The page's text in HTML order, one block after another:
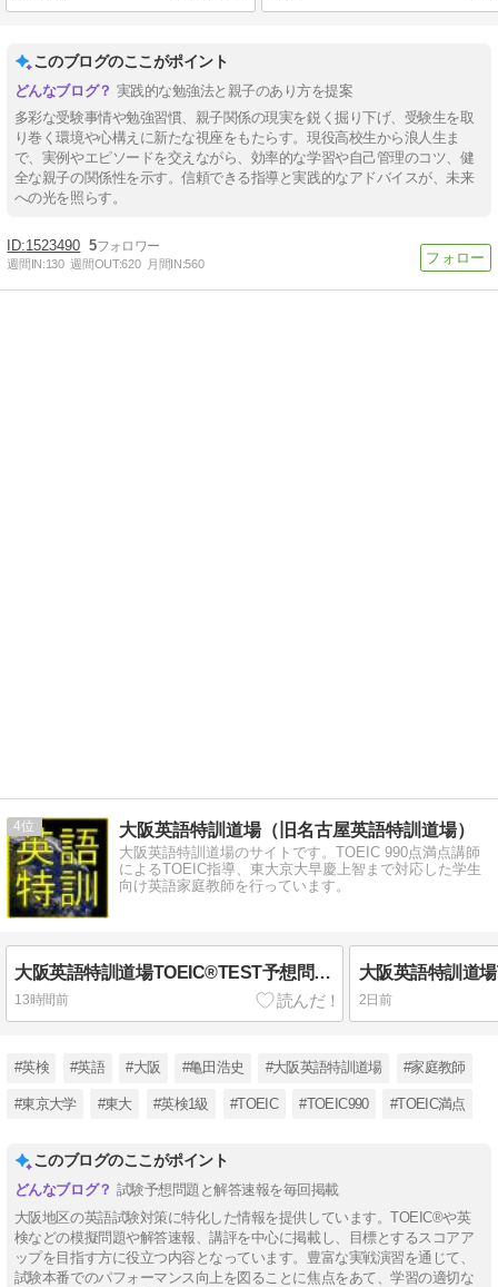
このブログのここがポイント
実践的な勉強法と親子のあり方を提案
多彩な受験事情や勉強習慣、親子関係の現実を鋭く掘り下げ、受験生を取
り巻く環境や心構えに新たな視座をもたらす。現役高校生から浪人生ま
で、実例やエピソードを交えながら、効率的な学習や自己管理のコツ、健
全な親子の関係性を示す。信頼できる指導と実践的なアドバイスが、未来
への光を照らす。
1523490 5
週間IN:130 週間OUT:620 月間IN:560
4 大阪英語特訓道場（旧名古屋英語特訓道場）
大阪英語特訓道場のサイトです。TOEIC 990点満点講師
によるTOEIC指導、東大京大早慶上智まで対応した学生
向け英語家庭教師を行っています。
大阪英語特訓道場TOEIC®TEST予想問題 No. 711
13時間前 2日前
#英検 #英語 #大阪 #亀田浩史 #大阪英語特訓道場 #家庭教師
#東京大学 #東大 #英検1級 #TOEIC #TOEIC990 #TOEIC満点
このブログのここがポイント
試験予想問題と解答速報を毎回掲載
大阪地区の英語試験対策に特化した情報を提供しています。TOEIC®や英
検などの模擬問題や解答速報、講評を中心に掲載し、目標とするスコアア
ップを目指す方に役立つ内容となっています。豊富な実戦演習を通じて、
試験本番でのパフォーマンス向上を図ることに焦点をあて、学習の適切な